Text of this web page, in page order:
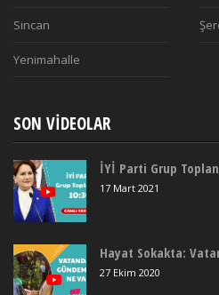
Sincan
Yenimahalle
SON VIDEOLAR
İYİ Parti Grup
17 Mart 2021
Hayat Sokakta:
27 Ekim 2020